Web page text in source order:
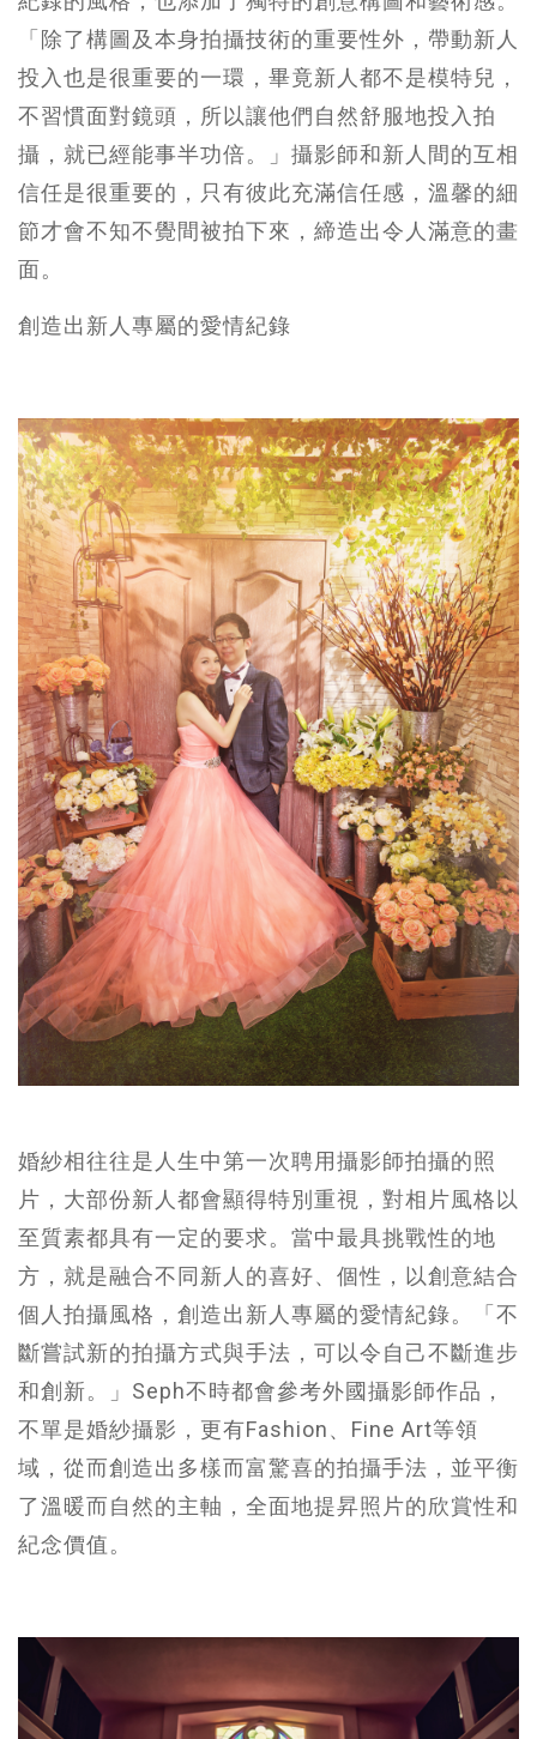
「除了構圖及本身拍攝技術的重要性外，帶動新人
投入也是很重要的一環，畢竟新人都不是模特兒，
不習慣面對鏡頭，所以讓他們自然舒服地投入拍
攝，就已經能事半功倍。」攝影師和新人間的互相
信任是很重要的，只有彼此充滿信任感，溫馨的細
節才會不知不覺間被拍下來，締造出令人滿意的畫
面。
創造出新人專屬的愛情紀錄
婚紗相往往是人生中第一次聘用攝影師拍攝的照
片，大部份新人都會顯得特別重視，對相片風格以
至質素都具有一定的要求。當中最具挑戰性的地
方，就是融合不同新人的喜好、個性，以創意結合
個人拍攝風格，創造出新人專屬的愛情紀錄。「不
斷嘗試新的拍攝方式與手法，可以令自己不斷進步
和創新。」Seph不時都會參考外國攝影師作品，
不單是婚紗攝影，更有Fashion、Fine Art等領
域，從而創造出多樣而富驚喜的拍攝手法，並平衡
了溫暖而自然的主軸，全面地提昇照片的欣賞性和
紀念價值。